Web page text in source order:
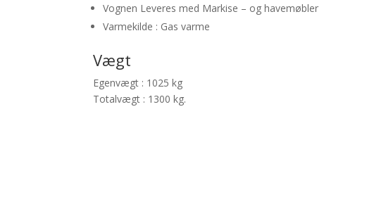
Vognen Leveres med Markise – og havemøbler
Varmekilde : Gas varme
Vægt
Egenvægt : 1025 kg
Totalvægt : 1300 kg.